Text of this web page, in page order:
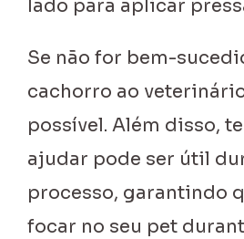
lado para aplicar
Se não for bem-
cachorro ao
possível. Além disso,
ajudar pode ser útil
processo, garantindo
focar no seu pet